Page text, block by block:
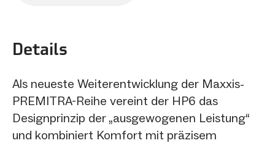
Details
Als neueste Weiterentwicklung der Maxxis-
PREMITRA-Reihe vereint der HP6 das
Designprinzip der „ausgewogenen Leistung“
und kombiniert Komfort mit präzisem